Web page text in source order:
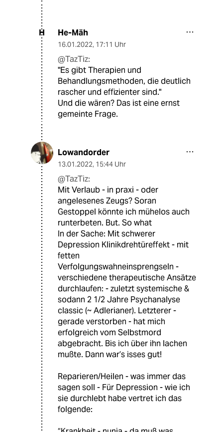
H He-Mäh
16.01.2022, 17:11 Uhr
@TazTiz:
"Es gibt Therapien und
Behandlungsmethoden, die deutlich
rascher und effizienter sind."
Und die wären? Das ist eine ernst
gemeinte Frage.
Lowandorder
13.01.2022, 15:44 Uhr
@TazTiz:
Mit Verlaub - in praxi - oder
angelesenes Zeugs? Soran
Gestoppel könnte ich mühelos auch
runterbeten. But. So what
In der Sache: Mit schwerer
Depression Klinikdrehtüreffekt - mit
fetten
Verfolgungswahneinsprengseln -
verschiedene therapeutische Ansätze
durchlaufen: - zuletzt systemische &
sodann 2 1/2 Jahre Psychanalyse
classic (~ Adlerianer). Letzterer -
gerade verstorben - hat mich
erfolgreich vom Selbstmord
abgebracht. Bis ich über ihn lachen
mußte. Dann war’s isses gut!
Reparieren/Heilen - was immer das
sagen soll - Für Depression - wie ich
sie durchlebt habe vertret ich das
folgende: